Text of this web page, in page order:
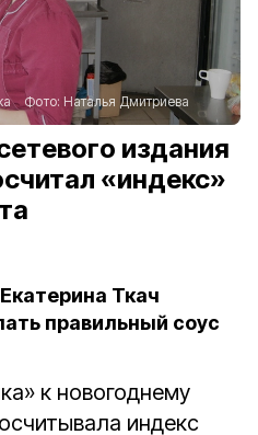
Фото: Наталья Дмитриева
издания
«индекс»
Ткач
правильный соус
к новогоднему
индекс